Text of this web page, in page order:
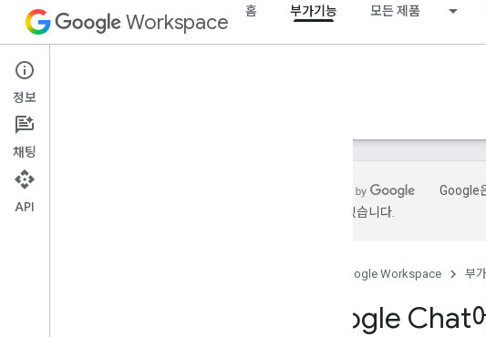
Workspace 홈 부가기능 모든 제품
Add-ons
개요
Google
있을 수 있습니다.
Google Workspace 부
Google Chat
정보
채팅
API